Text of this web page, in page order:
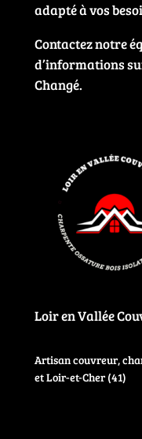
adapté à vos
Contactez notre
d’informations
Changé.
Loir en Vallée
Artisan couvreur,
et Loir-et-Cher (41)